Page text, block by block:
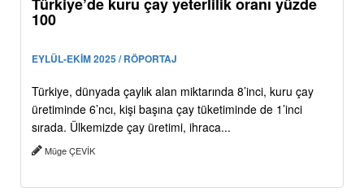
Türkiye’de kuru çay yeterlilik oranı yüzde
100
EYLÜL-EKİM 2025 / RÖPORTAJ
Türkiye, dünyada çaylık alan miktarında 8’inci, kuru çay
üretiminde 6’ncı, kişi başına çay tüketiminde de 1’inci
sırada. Ülkemizde çay üretimi, ihraca...
Müge ÇEVİK